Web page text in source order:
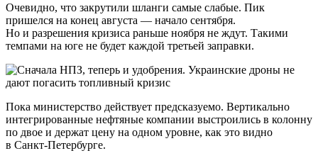
Очевидно, что закрутили шланги самые слабые. Пик
пришелся на конец августа — начало сентября.
Но и разрешения кризиса раньше ноября не ждут. Такими
темпами на юге не будет каждой третьей заправки.
Пока министерство действует предсказуемо. Вертикально
интегрированные нефтяные компании выстроились в колонну
по двое и держат цену на одном уровне, как это видно
в Санкт-Петербурге.